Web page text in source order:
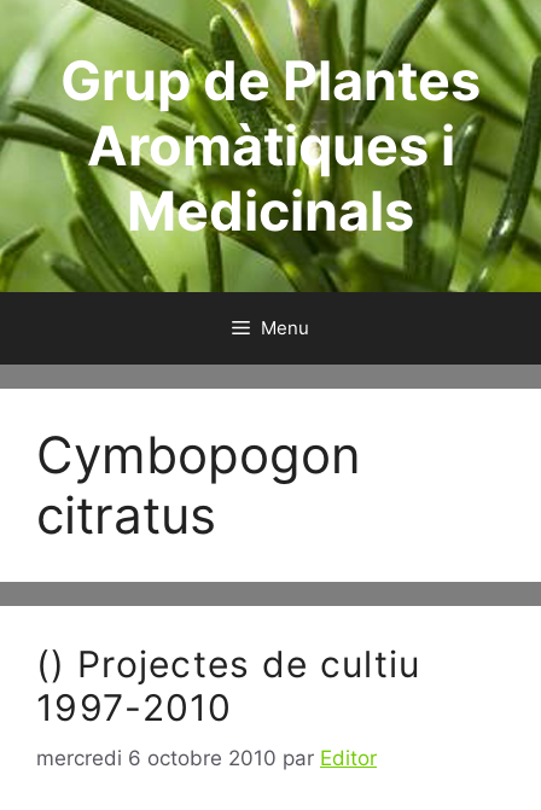
contenuGrup de Plantes
Aromàtiques i
Medicinals
Menu
Cymbopogon
citratus
() Projectes de cultiu
1997-2010
mercredi 6 octobre 2010 par Editor